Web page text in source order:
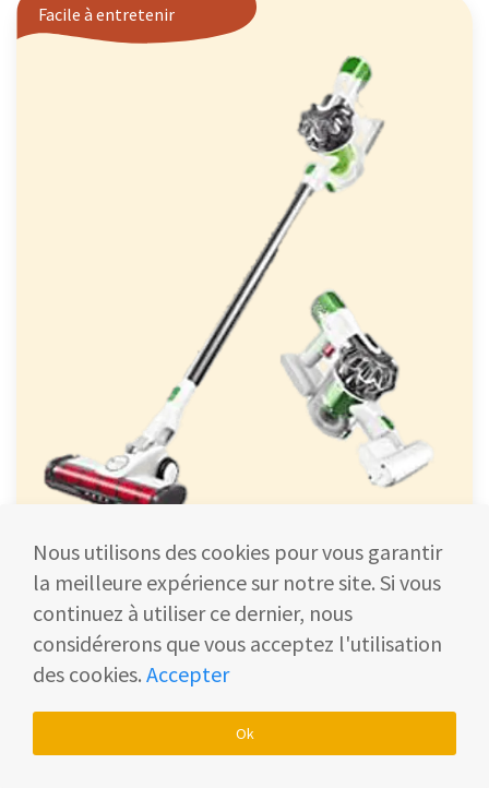
Facile à entretenir
Proscenic
P9
Pas cher et performant, l'aspirateur sans fil
P9 vous débarrasse des poils d'animaux,
de la poussière et autres saletés. Ses
brosses multifonctions nettoient tous les
recoins de votre logement.
Nous utilisons des cookies pour vous garantir
la meilleure expérience sur notre site. Si vous
continuez à utiliser ce dernier, nous
considérerons que vous acceptez l'utilisation
des cookies. Accepter
Ok